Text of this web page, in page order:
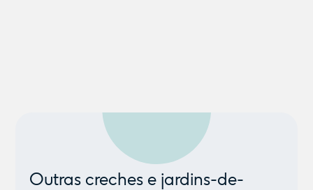
Outras creches e jardins-de-